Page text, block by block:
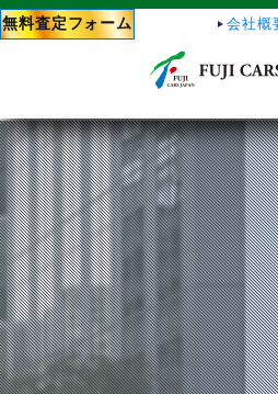
会社概
無料査定フォーム